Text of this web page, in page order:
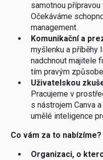
samotnou
Očekáváme
management.
Komunikační a
myšlenku a příběhy
nadchnout majitele
tím pravým
Uživatelskou
Pracujeme v
s nástrojem Canva
umělé inteligence
Co vám za to nabízíme?
Organizaci, o